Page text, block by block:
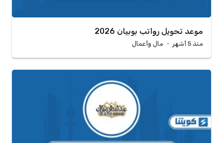
موعد تحويل رواتب بوبيان 2026
منذ 5 أشهر مال وأعمال